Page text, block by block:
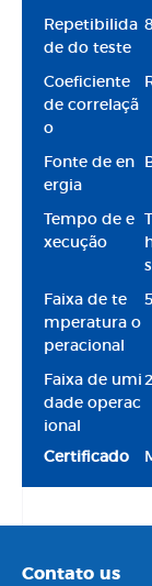
Repetibilida
de do teste
Coeficiente
de correlaçã
o
Fonte de en
ergia
Tempo de e
xecução
s
Faixa de te
mperatura o
peracional
Faixa de umi
dade operac
ional
Certificado
Contato us